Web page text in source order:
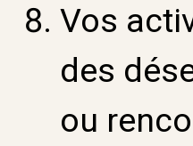
Vos
des
ou